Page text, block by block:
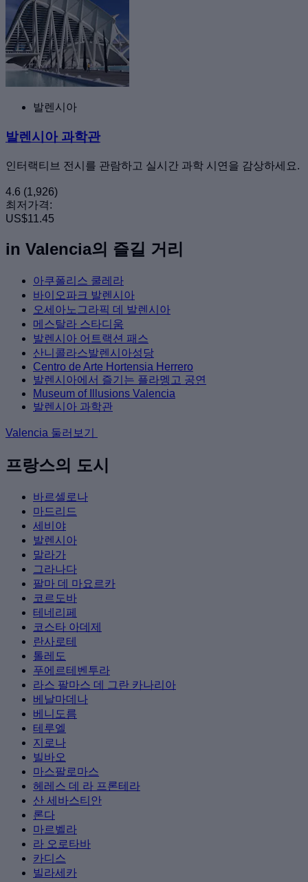
발렌시아
발렌시아 과학관
인터랙티브 전시를 관람하고 실시간 과학 시연을 감상하세요.
4.6 (1,926)
최저가격:
US$11.45
in Valencia의 즐길 거리
아쿠폴리스 쿨레라
바이오파크 발렌시아
오세아노그라픽 데 발렌시아
메스탈라 스타디움
발렌시아 어트랙션 패스
산니콜라스발렌시아성당
Centro de Arte Hortensia Herrero
발렌시아에서 즐기는 플라멩고 공연
Museum of Illusions Valencia
발렌시아 과학관
Valencia 둘러보기
프랑스의 도시
바르셀로나
마드리드
세비야
발렌시아
말라가
그라나다
팔마 데 마요르카
코르도바
테네리페
코스타 아데제
란사로테
톨레도
푸에르테벤투라
라스 팔마스 데 그란 카나리아
베날마데나
베니도름
테루엘
지로나
빌바오
마스팔로마스
헤레스 데 라 프론테라
산 세바스티안
론다
마르벨라
라 오로타바
카디스
빌라세카